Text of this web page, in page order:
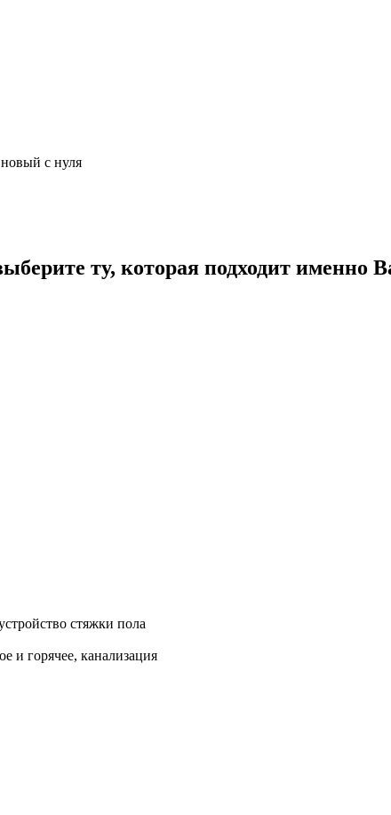
с нуля
ту, которая подходит именно
стяжки пола
и горячее, канализация